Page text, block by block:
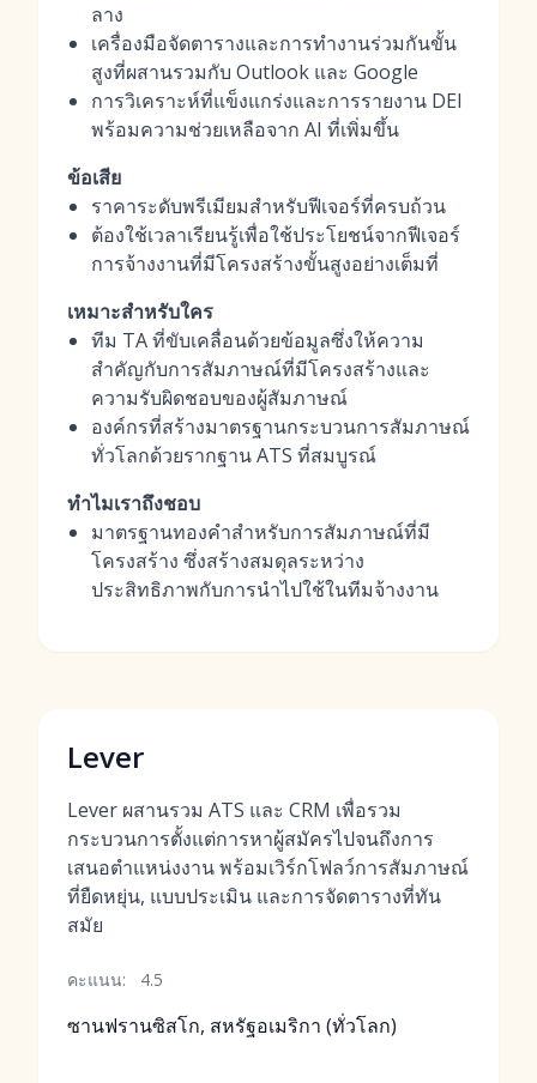
ลาง
เครื่องมือจัดตารางและการทำงานร่วมกันขั้น
สูงที่ผสานรวมกับ Outlook และ Google
การวิเคราะห์ที่แข็งแกร่งและการรายงาน DEI
พร้อมความช่วยเหลือจาก AI ที่เพิ่มขึ้น
ข้อเสีย
ราคาระดับพรีเมียมสำหรับฟีเจอร์ที่ครบถ้วน
ต้องใช้เวลาเรียนรู้เพื่อใช้ประโยชน์จากฟีเจอร์
การจ้างงานที่มีโครงสร้างขั้นสูงอย่างเต็มที่
เหมาะสำหรับใคร
ทีม TA ที่ขับเคลื่อนด้วยข้อมูลซึ่งให้ความ
สำคัญกับการสัมภาษณ์ที่มีโครงสร้างและ
ความรับผิดชอบของผู้สัมภาษณ์
องค์กรที่สร้างมาตรฐานกระบวนการสัมภาษณ์
ทั่วโลกด้วยรากฐาน ATS ที่สมบูรณ์
ทำไมเราถึงชอบ
มาตรฐานทองคำสำหรับการสัมภาษณ์ที่มี
โครงสร้าง ซึ่งสร้างสมดุลระหว่าง
ประสิทธิภาพกับการนำไปใช้ในทีมจ้างงาน
Lever
Lever ผสานรวม ATS และ CRM เพื่อรวม
กระบวนการตั้งแต่การหาผู้สมัครไปจนถึงการ
เสนอตำแหน่งงาน พร้อมเวิร์กโฟลว์การสัมภาษณ์
ที่ยืดหยุ่น, แบบประเมิน และการจัดตารางที่ทัน
สมัย
คะแนน: 4.5
ซานฟรานซิสโก, สหรัฐอเมริกา (ทั่วโลก)